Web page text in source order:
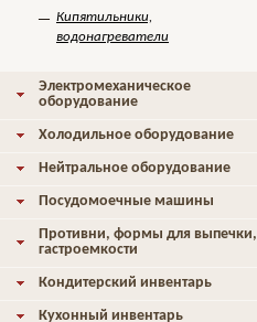
Кипятильники,
водонагреватели
Электромеханическое
оборудование
Холодильное оборудование
Нейтральное оборудование
Посудомоечные машины
Противни, формы для выпечки,
гастроемкости
Кондитерский инвентарь
Кухонный инвентарь